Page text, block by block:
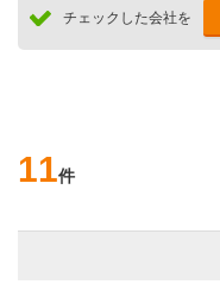
チェックした会社を
11件